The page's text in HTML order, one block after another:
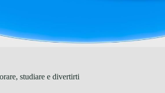
studiare e divertirti